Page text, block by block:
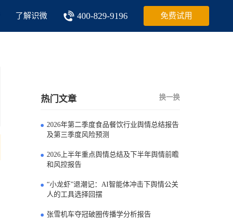
了解识微 400-829-9196 免费试用
热门文章 换一换
2026年第二季度食品餐饮行业舆情总结报告
及第三季度风险预测
2026上半年重点舆情总结及下半年舆情前瞻
和风控报告
“小龙虾”退潮记：AI智能体冲击下舆情公关
人的工具选择回摆
张雪机车夺冠破圈传播学分析报告